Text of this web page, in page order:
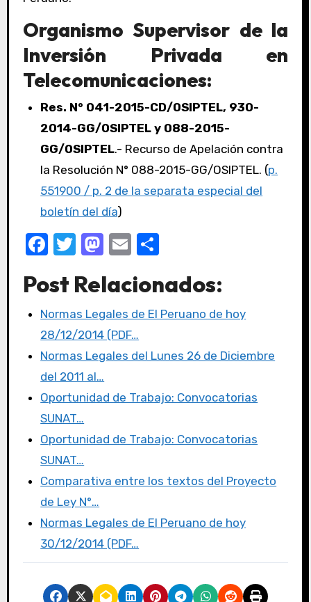
Organismo Supervisor de la
Inversión Privada en
Telecomunicaciones:
Res. N° 041-2015-CD/OSIPTEL, 930-
2014-GG/OSIPTEL y 088-2015-
GG/OSIPTEL.- Recurso de Apelación contra
la Resolución N° 088-2015-GG/OSIPTEL. (p.
551900 / p. 2 de la separata especial del
boletín del día)
F
c
e
b
o
o
k
T
it
te
r
M
st
o
d
o
n
E
ail
C
m
p
tir
Post Relacionados:
Normas Legales de El Peruano de hoy
28/12/2014 (PDF…
Normas Legales del Lunes 26 de Diciembre
del 2011 al…
Oportunidad de Trabajo: Convocatorias
SUNAT…
Oportunidad de Trabajo: Convocatorias
SUNAT…
Comparativa entre los textos del Proyecto
de Ley N°…
Normas Legales de El Peruano de hoy
30/12/2014 (PDF…